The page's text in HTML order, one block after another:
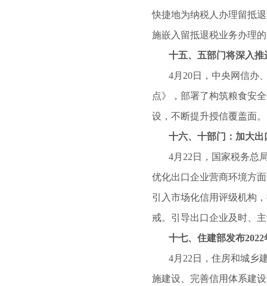
快捷地为纳税人办理留抵
施嵌入留抵退税业务办理
十五、五部门将深入推
4月20日，中央网信办、
点》，部署了构筑粮食安
设，不断提升授信覆盖面。
十六、十部门：加大出
4月22日，国家税务总局
优化出口企业营商环境方
引入市场化信用评级机构
戒。引导出口企业及时、
十七、住建部发布2022
4月22日，住房和城乡建
施建设、完善信用体系建